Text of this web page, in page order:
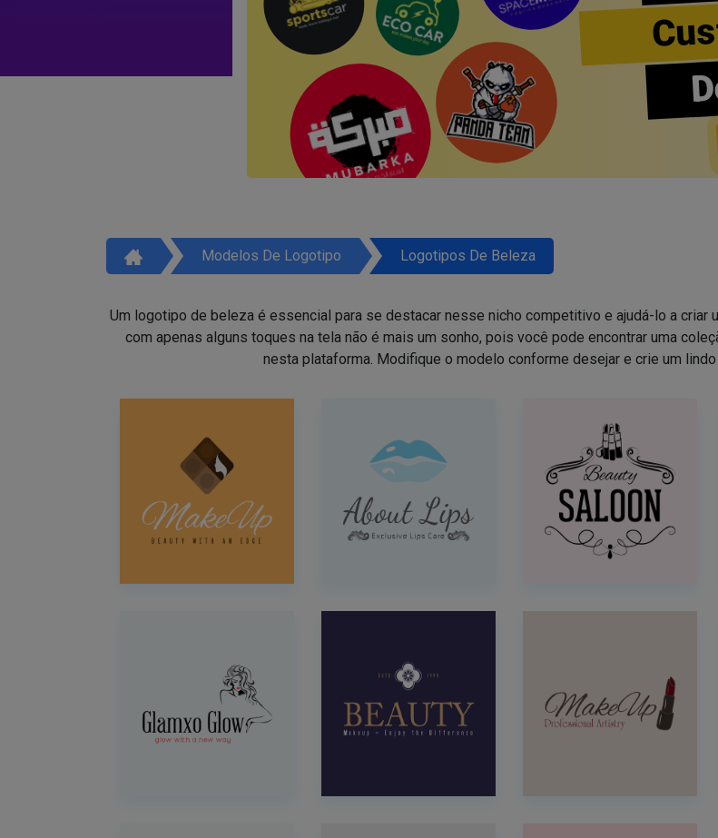
Modelos De Logotipo Logotipos De Beleza
Um logotipo de beleza é essencial para se destacar nesse nicho competitivo e ajudá-lo a criar
com apenas alguns toques na tela não é mais um sonho, pois você pode encontrar uma
nesta plataforma. Modifique o modelo conforme desejar e crie um